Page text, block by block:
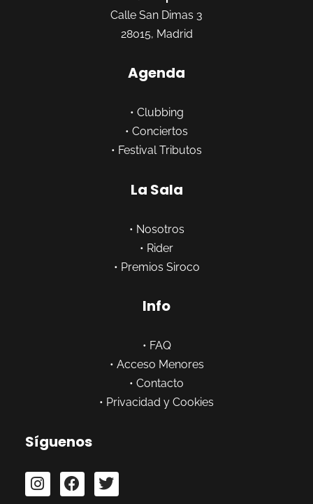
Calle San Dimas 3
28015, Madrid
Agenda
• Clubbing
• Conciertos
• Festival Tributos
La Sala
• Nosotros
• Rider
• Premios Siroco
Info
• FAQ
• Acceso Menores
• Contacto
• Privacidad y Cookies
Síguenos